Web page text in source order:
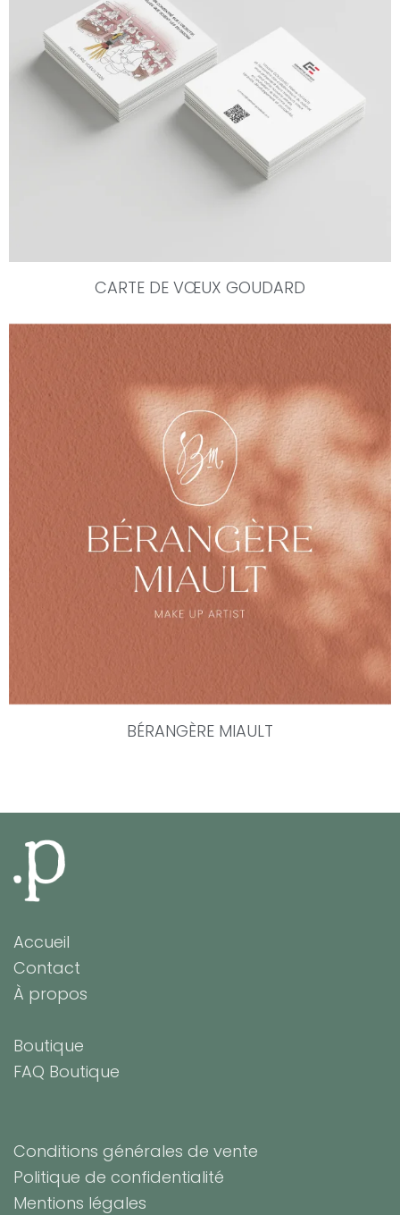
CARTE DE VŒUX GOUDARD
BÉRANGÈRE MIAULT
Accueil
Contact
À propos
Boutique
FAQ Boutique
Conditions générales de vente
Politique de confidentialité
Mentions légales